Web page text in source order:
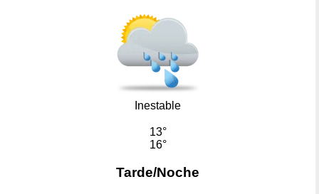
Inestable
13°
16°
Tarde/Noche